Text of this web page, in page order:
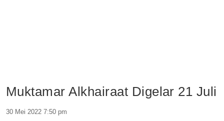
Muktamar Alkhairaat Digelar 21 Juli
30 Mei 2022 7:50 pm